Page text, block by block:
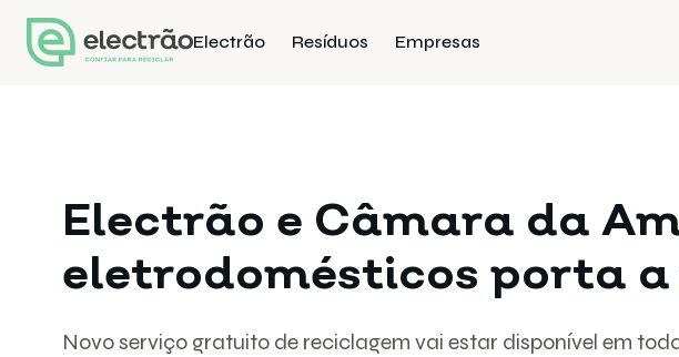
Electrão Resíduos Empresas
Electrão e Câmara da
eletrodomésticos porta
Novo serviço gratuito de reciclagem vai estar disponível em